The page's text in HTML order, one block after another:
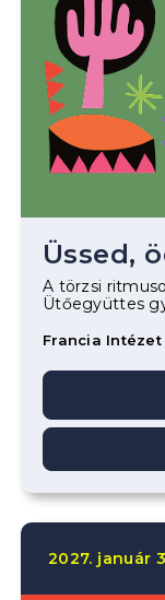
Üssed,
A törzsi
Ütőegyüttes
Francia
2027. január